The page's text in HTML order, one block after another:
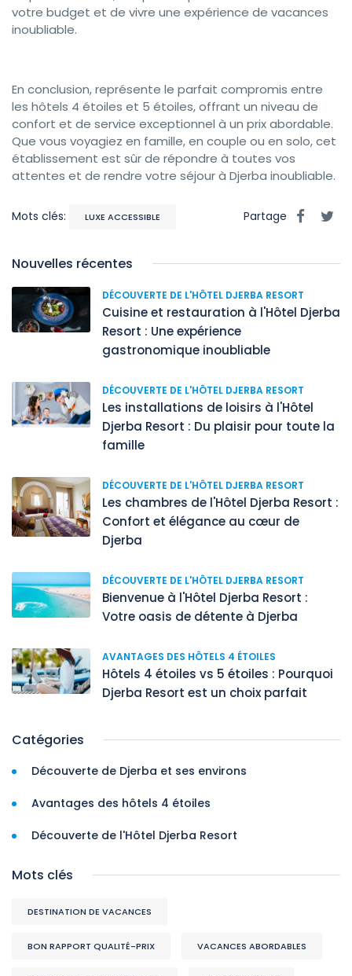
votre budget et de vivre une expérience de vacances
inoubliable.
En conclusion, représente le parfait compromis entre
les hôtels 4 étoiles et 5 étoiles, offrant un niveau de
confort et de service exceptionnel à un prix abordable.
Que vous voyagiez en famille, en couple ou en solo, cet
établissement est sûr de répondre à toutes vos
attentes et de rendre votre séjour à Djerba inoubliable.
Mots clés: LUXE ACCESSIBLE Partage
Nouvelles récentes
DÉCOUVERTE DE L'HÔTEL DJERBA RESORT
Cuisine et restauration à l'Hôtel Djerba
Resort : Une expérience
gastronomique inoubliable
DÉCOUVERTE DE L'HÔTEL DJERBA RESORT
Les installations de loisirs à l'Hôtel
Djerba Resort : Du plaisir pour toute la
famille
DÉCOUVERTE DE L'HÔTEL DJERBA RESORT
Les chambres de l'Hôtel Djerba Resort :
Confort et élégance au cœur de
Djerba
DÉCOUVERTE DE L'HÔTEL DJERBA RESORT
Bienvenue à l'Hôtel Djerba Resort :
Votre oasis de détente à Djerba
AVANTAGES DES HÔTELS 4 ÉTOILES
Hôtels 4 étoiles vs 5 étoiles : Pourquoi
Djerba Resort est un choix parfait
Catégories
Découverte de Djerba et ses environs
Avantages des hôtels 4 étoiles
Découverte de l'Hôtel Djerba Resort
Mots clés
DESTINATION DE VACANCES
BON RAPPORT QUALITÉ-PRIX VACANCES ABORDABLES